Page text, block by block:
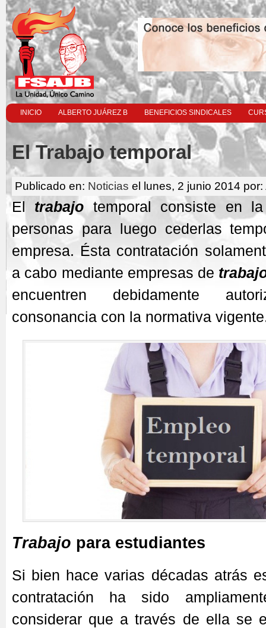
INICIO ALBERTO JUÁREZ B BENEFICIOS SINDICALES
El Trabajo temporal
Publicado en: Noticias el lunes, 2 junio 2014 por:
El trabajo temporal consiste en
personas para luego cederlas
empresa. Ésta contratación
a cabo mediante empresas de
encuentren debidamente
consonancia con la normativa
Trabajo para estudiantes
Si bien hace varias décadas atrás
contratación ha sido
considerar que a través de ella se